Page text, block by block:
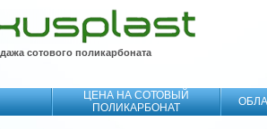
сотового поликарбоната
ЦЕНА НА СОТОВЫЙ
ПОЛИКАРБОНАТ